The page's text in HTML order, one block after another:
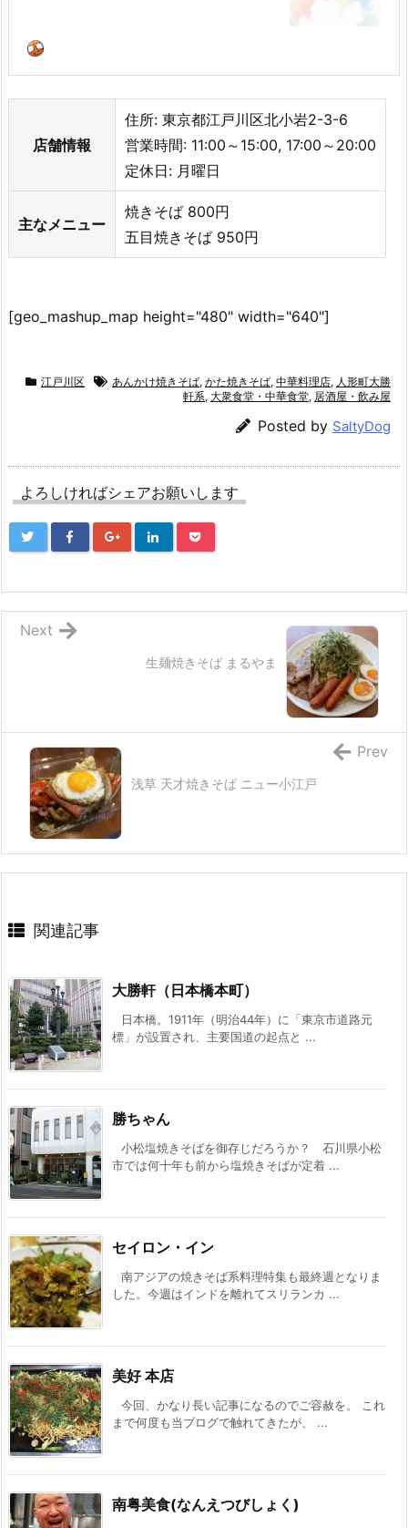
店舗情報
住所: 東京都江戸川区北小岩2-3-6
営業時間: 11:00～15:00, 17:00～20:00
定休日: 月曜日
主なメニュー
焼きそば 800円
五目焼きそば 950円
[geo_mashup_map height="480" width="640"]
江戸川区 あんかけ焼きそば, かた焼きそば, 中華料理店, 人形町大勝
軒系, 大衆食堂・中華食堂, 居酒屋・飲み屋
Posted by SaltyDog
よろしければシェアお願いします
生麺焼きそば まるやま
Next
浅草 天才焼きそば ニュー小江戸
Prev
関連記事
大勝軒（日本橋本町）
日本橋。1911年（明治44年）に「東京市道路元
標」が設置され、主要国道の起点と ...
勝ちゃん
小松塩焼きそばを御存じだろうか？ 石川県小松
市では何十年も前から塩焼きそばが定着 ...
セイロン・イン
南アジアの焼きそば系料理特集も最終週となりま
した。今週はインドを離れてスリランカ ...
美好 本店
今回、かなり長い記事になるのでご容赦を。 これ
まで何度も当ブログで触れてきたが、 ...
南粤美食(なんえつびしょく)